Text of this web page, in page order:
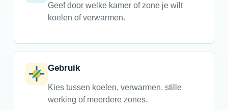
Geef door welke kamer of zone je wilt
koelen of verwarmen.
Gebruik
Kies tussen koelen, verwarmen, stille
werking of meerdere zones.